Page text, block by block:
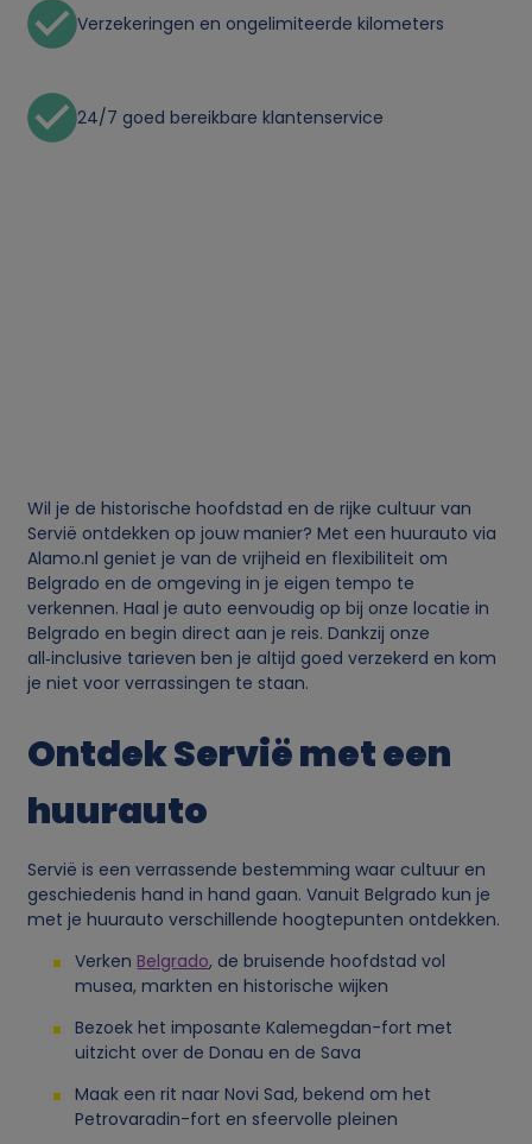
Verzekeringen en ongelimiteerde kilometers
24/7 goed bereikbare klantenservice
Wil je de historische hoofdstad en de rijke cultuur van
Servië ontdekken op jouw manier? Met een huurauto via
Alamo.nl geniet je van de vrijheid en flexibiliteit om
Belgrado en de omgeving in je eigen tempo te
verkennen. Haal je auto eenvoudig op bij onze locatie in
Belgrado en begin direct aan je reis. Dankzij onze
all‑inclusive tarieven ben je altijd goed verzekerd en kom
je niet voor verrassingen te staan.
Ontdek Servië met een
huurauto
Servië is een verrassende bestemming waar cultuur en
geschiedenis hand in hand gaan. Vanuit Belgrado kun je
met je huurauto verschillende hoogtepunten ontdekken.
Verken Belgrado, de bruisende hoofdstad vol
musea, markten en historische wijken
Bezoek het imposante Kalemegdan-fort met
uitzicht over de Donau en de Sava
Maak een rit naar Novi Sad, bekend om het
Petrovaradin-fort en sfeervolle pleinen